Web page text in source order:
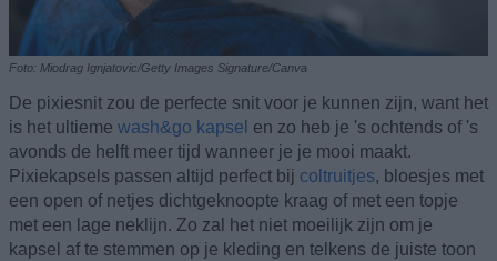
Foto: Miodrag Ignjatovic/Getty Images Signature/Canva
De pixiesnit zou de perfecte snit voor je kunnen zijn, want het
is het ultieme wash&go kapsel en zo heb je 's ochtends of 's
avonds de helft meer tijd wanneer je je mooi maakt.
Pixiekapsels passen altijd perfect bij coltruitjes, bloesjes met
een open of netjes dichtgeknoopte kraag of met een topje
met een lage neklijn. Zo zal het niet moeilijk zijn om je
kapsel af te stemmen op je kleding en telkens de juiste toon